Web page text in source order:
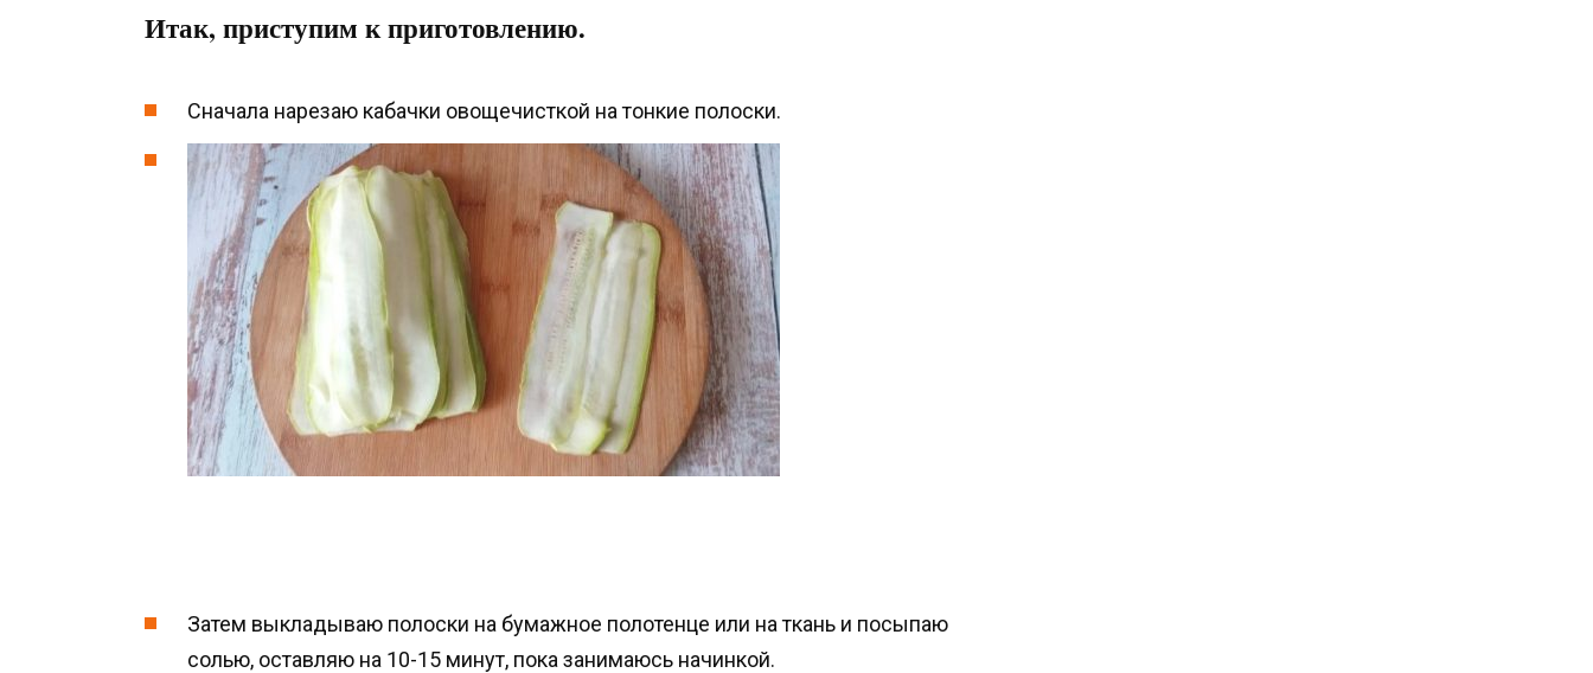
Итак, приступим к приготовлению.
Сначала нарезаю кабачки овощечисткой на тонкие полоски.
Затем выкладываю полоски на бумажное полотенце или на ткань и посыпаю
солью, оставляю на 10-15 минут, пока занимаюсь начинкой.